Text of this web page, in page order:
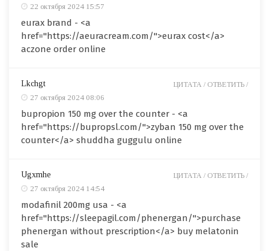
22 октября 2024 15:57
eurax brand - <a
href="https://aeuracream.com/">eurax cost</a>
aczone order online
Lkchgt
27 октября 2024 08:06
bupropion 150 mg over the counter - <a
href="https://bupropsl.com/">zyban 150 mg over the
counter</a> shuddha guggulu online
ЦИТАТА / ОТВЕТИТЬ /
Ugxmhe
27 октября 2024 14:54
modafinil 200mg usa - <a
href="https://sleepagil.com/phenergan/">purchase
phenergan without prescription</a> buy melatonin
sale
ЦИТАТА / ОТВЕТИТЬ /